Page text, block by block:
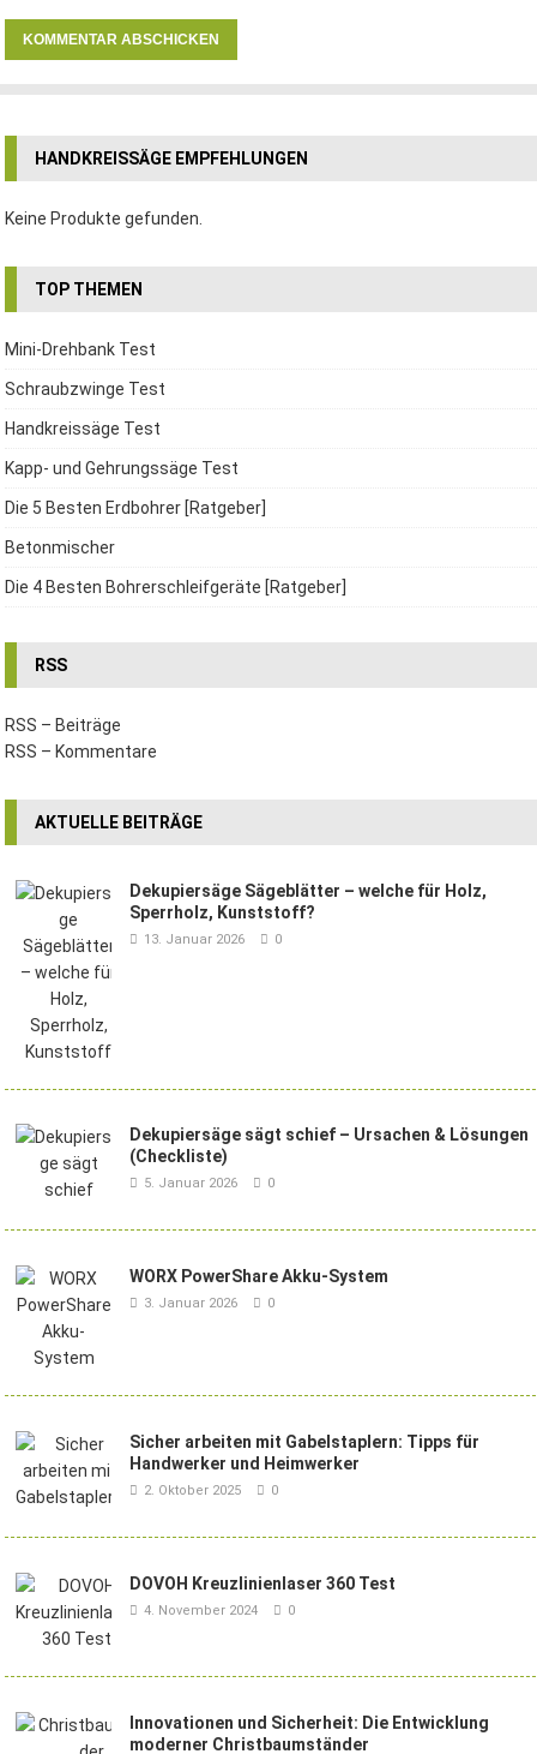
HANDKREISSÄGE EMPFEHLUNGEN
Keine Produkte gefunden.
TOP THEMEN
Mini-Drehbank Test
Schraubzwinge Test
Handkreissäge Test
Kapp- und Gehrungssäge Test
Die 5 Besten Erdbohrer [Ratgeber]
Betonmischer
Die 4 Besten Bohrerschleifgeräte [Ratgeber]
RSS
RSS – Beiträge
RSS – Kommentare
AKTUELLE BEITRÄGE
Dekupiersäge Sägeblätter – welche für Holz,
Sperrholz, Kunststoff?
13. Januar 2026 0
Dekupiersäge sägt schief – Ursachen & Lösungen
(Checkliste)
5. Januar 2026 0
WORX PowerShare Akku-System
3. Januar 2026 0
Sicher arbeiten mit Gabelstaplern: Tipps für
Handwerker und Heimwerker
2. Oktober 2025 0
DOVOH Kreuzlinienlaser 360 Test
4. November 2024 0
Innovationen und Sicherheit: Die Entwicklung
moderner Christbaumständer